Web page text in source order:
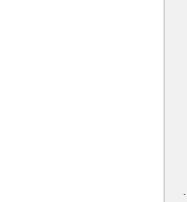
·